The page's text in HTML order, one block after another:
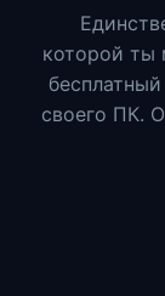
которой ты
своего ПК.